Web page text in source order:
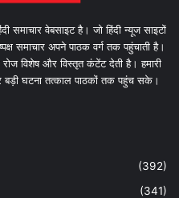
वेबसाइट है। जो हिंदी न्यूज साइटों
समाचार अपने पाठक वर्ग तक पहुंचाती है।
विशेष और विस्तृत कंटेंट देती है। हमारी
घटना तत्काल पाठकों तक पहुंच सके।
(392)
(341)